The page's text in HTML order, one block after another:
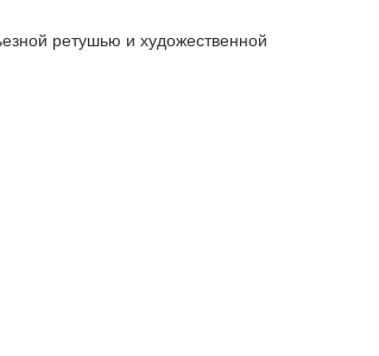
ретушью и художественной